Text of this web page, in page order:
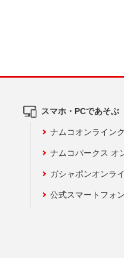
スマホ・PCであそぶ
ナムコオンライン
ナムコパークス オ
ガシャポンオンラ
公式スマートフォ